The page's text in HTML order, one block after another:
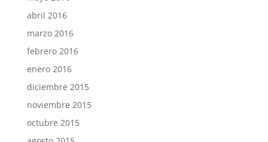
abril 2016
marzo 2016
febrero 2016
enero 2016
diciembre 2015
noviembre 2015
octubre 2015